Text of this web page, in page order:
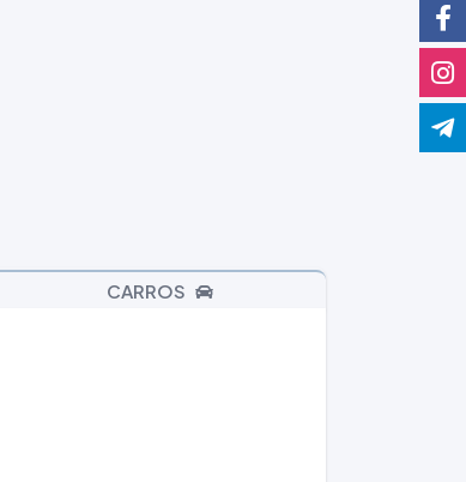
CARROS